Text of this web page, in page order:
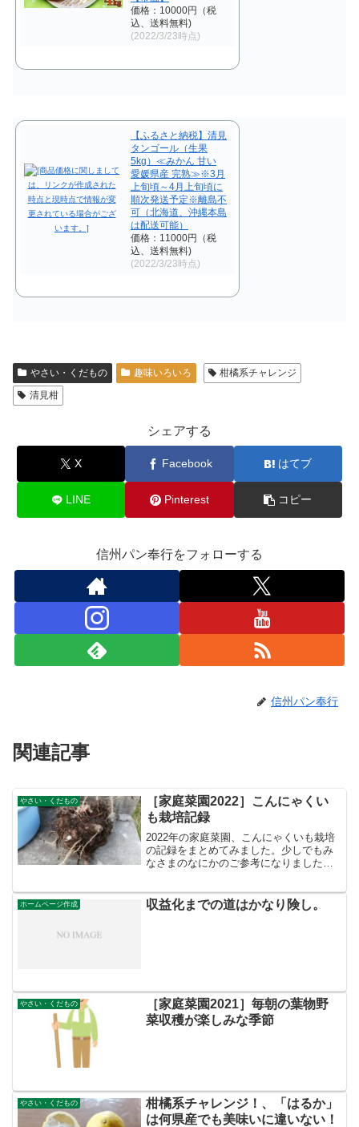
価格：10000円（税
込、送料無料)
(2022/3/23時点)
【ふるさと納税】清見
タンゴール（生果
5kg）≪みかん 甘い
愛媛県産 完熟≫※3月
上旬頃～4月上旬頃に
順次発送予定※離島不
可（北海道、沖縄本島
は配送可能）
価格：11000円（税
込、送料無料)
(2022/3/23時点)
やさい・くだもの 趣味いろいろ
柑橘系チャレンジ
清見柑
シェアする
X Facebook はてブ
LINE Pinterest コピー
信州パン奉行をフォローする
信州パン奉行
関連記事
やさい・くだもの
［家庭菜園2022］こんにゃくい
も栽培記録
2022年の家庭菜園、こんにゃくいも栽培
の記録をまとめてみました。少しでもみ
なさまのなにかのご参考になりましたら
ホームページ作成 収益化までの道はかなり険し。
やさい・くだもの
［家庭菜園2021］毎朝の葉物野
菜収穫が楽しみな季節
やさい・くだもの
柑橘系チャレンジ！、「はるか」
は何県産でも美味いに違いない！